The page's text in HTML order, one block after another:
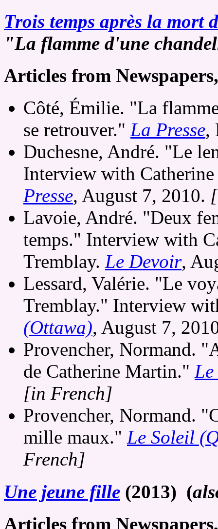
Trois temps après la mort
"La flamme d'une
Articles from
Côté, Émilie. "La
se retrouver." La Presse,
Duchesne, André. "Le
Interview with
Presse, August 7, 2010.
Lavoie, André. "Deux
temps." Interview with
Tremblay. Le Devoir,
Lessard, Valérie. "Le
Tremblay." Interview
(Ottawa), August 7,
Provencher, Normand.
de Catherine Martin."
[in French]
Provencher, Normand.
mille maux." Le Soleil
French]
Une jeune fille (2013) (
Articles from